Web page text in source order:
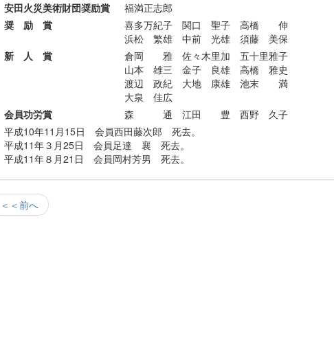
安田火災美術財団奨励賞
福満正志郎
奨 励 賞
喜多万紀子 関口 聖子 高橋 伸
浜松 繁雄 中前 光雄 須藤 美保
新 人 賞
倉岡 雅 佐々木里加 五十里雅子
山本 雄三 金子 良雄 高橋 雅史
渡辺 政紀 大地 康雄 池末 満
大泉 佳広
会員功労賞
森 通 江田 豊 西野 久子
平成10年11月15日 会員西田藤次郎 死去。
平成11年３月25日 会員足達 襄 死去。
平成11年８月21日 会員岡村芳男 死去。
＜＜前へ